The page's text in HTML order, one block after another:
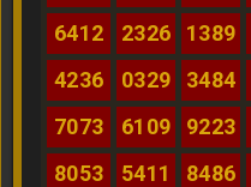
6412
2326 1389
4236
0329 3484
7073
6109 9223
8053
5411 8486